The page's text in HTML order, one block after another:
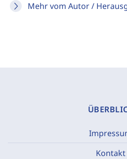
Mehr vom Autor /
Kontakt